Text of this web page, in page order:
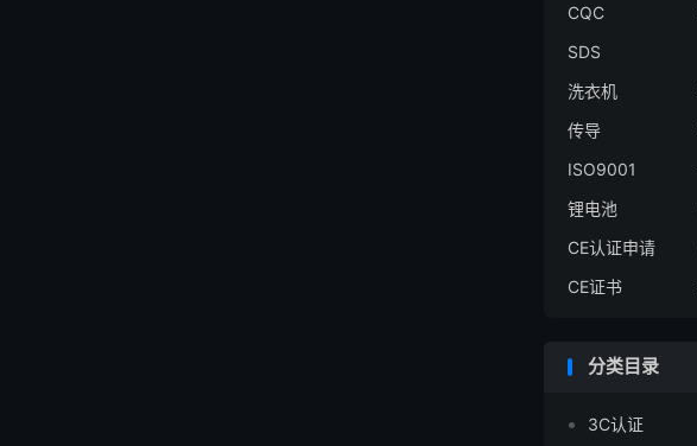
CQC
SDS
洗衣机
传导
ISO9001
锂电池
CE认证申请
CE证书
分类目录
3C认证